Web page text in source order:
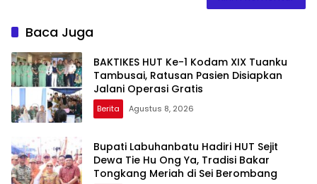
Baca Juga
BAKTIKES HUT Ke-1 Kodam XIX Tuanku
Tambusai, Ratusan Pasien Disiapkan
Jalani Operasi Gratis
Berita Agustus 8, 2026
Bupati Labuhanbatu Hadiri HUT Sejit
Dewa Tie Hu Ong Ya, Tradisi Bakar
Tongkang Meriah di Sei Berombang